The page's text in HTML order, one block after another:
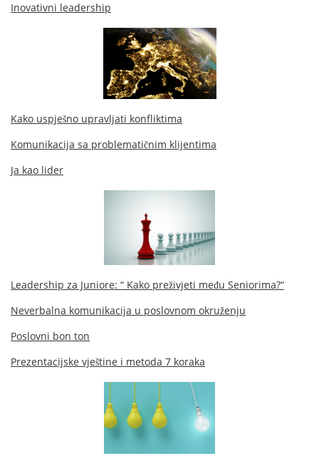
Inovativni leadership
Kako uspješno upravljati konfliktima
Komunikacija sa problematičnim klijentima
Ja kao lider
Leadership za Juniore: “ Kako preživjeti među Seniorima?“
Neverbalna komunikacija u poslovnom okruženju
Poslovni bon ton
Prezentacijske vještine i metoda 7 koraka